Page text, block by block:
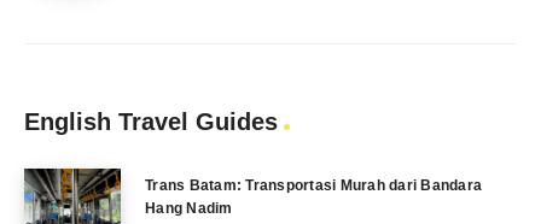
English Travel Guides
Trans Batam: Transportasi Murah dari Bandara
Hang Nadim